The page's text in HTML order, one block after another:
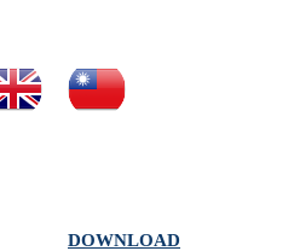
DOWNLOAD